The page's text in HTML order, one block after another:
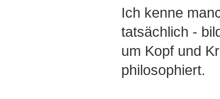
Ich kenne
tatsächlich -
um Kopf und
philosophiert.